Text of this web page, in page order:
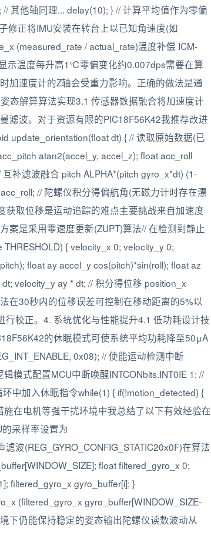
其他轴同理... delay(10); } // 计算平均值作为零偏
修正将IMU安装在转台上以已知角速度(如
(measured_rate / actual_rate)温度补偿 ICM-
示温度每升高1℃零偏变化约0.007dps需要在算
加速度计的Z轴会受重力影响。正确的做法是通
态解算算法实现3.1 传感器数据融合将加速度计
滤波。对于资源有限的PIC18F56K42我推荐改进
update_orientation(float dt) { // 读取原始数据(已
atan2(accel_y, accel_z); float acc_roll
补滤波融合 pitch ALPHA*(pitch gyro_x*dt) (1-
// 陀螺仪积分得偏航角(无磁力计时存在漂
获取位移是运动追踪的难点主要挑战来自加速度
案是采用零速度更新(ZUPT)算法// 在检测到静止
{ velocity_x 0; velocity_y 0;
float ay accel_y cos(pitch)*sin(roll); float az
velocity_y ay * dt; // 积分得位移 position_x
在30秒内的位移误差可控制在移动距离的5%以
校正。4. 系统优化与性能提升4.1 低功耗设计技
的休眠模式可使系统平均功耗降至50μA
0x08); // 使能运动检测中断
模式配置MCU中断唤醒INTCONbits.INT0IE 1; //
中加入休眠指令while(1) { if(!motion_detected) {
在电机等强干扰环境中我总结了以下有效经验在
采样率设置为
波(REG_GYRO_CONFIG_STATIC20x0F)在算法
float filtered_gyro_x 0;
filtered_gyro_x gyro_buffer[i]; }
(filtered_gyro_x gyro_buffer[WINDOW_SIZE-
下仍能保持稳定的姿态输出陀螺仪读数波动从